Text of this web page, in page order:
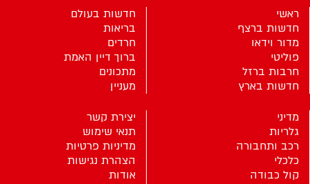
ראשי
חדשות ברצף
מדור וידאו
פוליטי
חרבות ברזל
חדשות בארץ
חדשות בעולם
בריאות
חרדים
ברוך דיין האמת
מתכונים
מעניין
מדיני
גלריות
רכב ותחבורה
כלכלי
קול כבודה
יצירת קשר
תנאי שימוש
מדיניות פרטיות
הצהרת נגישות
אודות